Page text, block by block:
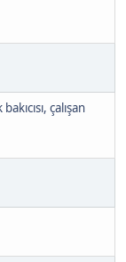
çalışan